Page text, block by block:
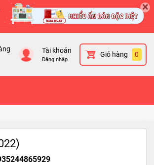
×
Tài khoản
Đăng nhập
Giỏ hàng 0